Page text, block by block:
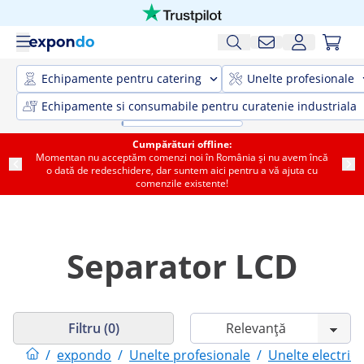
Echipamente pentru catering
Unelte profesionale
Echipamente si consumabile pentru curatenie industriala
Cumpărături offline:
Momentan nu acceptăm comenzi noi în România și nu avem încă
o dată de redeschidere, dar suntem aici pentru a vă ajuta cu
comenzile existente!
Separator LCD
/ expondo / Unelte profesionale / Unelte electrice
Filtru (0)